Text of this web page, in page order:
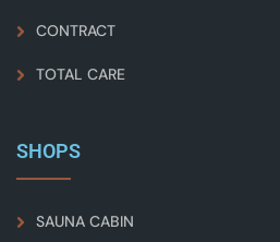
CONTRACT
TOTAL CARE
SHOPS
SAUNA CABIN